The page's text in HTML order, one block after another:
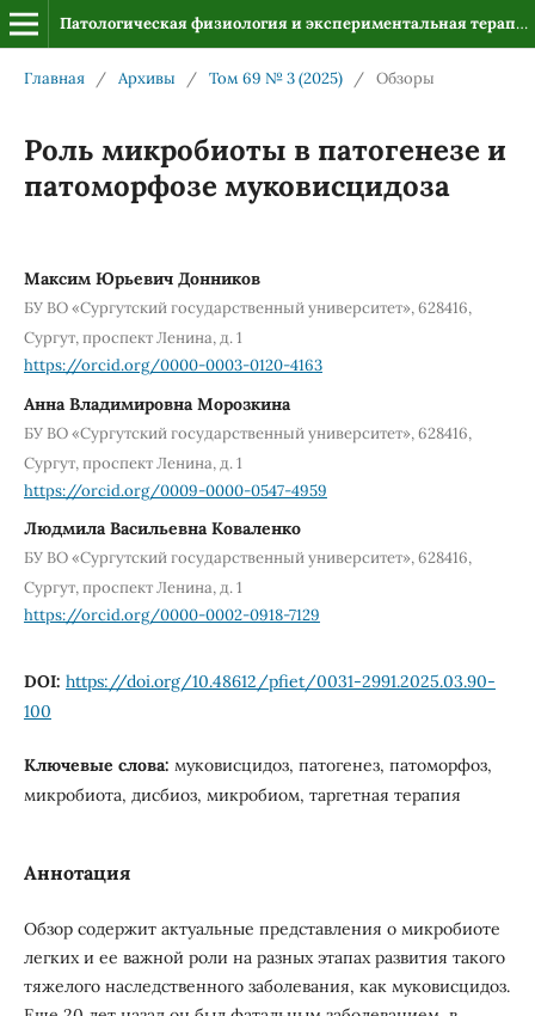
Патологическая физиология и экспериментальная терапия
Главная / Архивы / Том 69 № 3 (2025) / Обзоры
Роль микробиоты в патогенезе и
патоморфозе муковисцидоза
Максим Юрьевич Донников
БУ ВО «Сургутский государственный университет», 628416,
Сургут, проспект Ленина, д. 1
https://orcid.org/0000-0003-0120-4163
Анна Владимировна Морозкина
БУ ВО «Сургутский государственный университет», 628416,
Сургут, проспект Ленина, д. 1
https://orcid.org/0009-0000-0547-4959
Людмила Васильевна Коваленко
БУ ВО «Сургутский государственный университет», 628416,
Сургут, проспект Ленина, д. 1
https://orcid.org/0000-0002-0918-7129
DOI: https://doi.org/10.48612/pfiet/0031-2991.2025.03.90-
100
Ключевые слова: муковисцидоз, патогенез, патоморфоз,
микробиота, дисбиоз, микробиом, таргетная терапия
Аннотация
Обзор содержит актуальные представления о микробиоте
легких и ее важной роли на разных этапах развития такого
тяжелого наследственного заболевания, как муковисцидоз.